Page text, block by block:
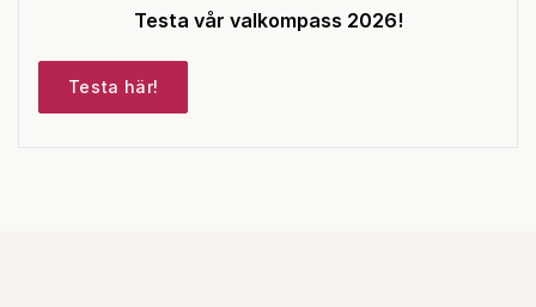
Testa vår valkompass 2026!
Testa här!